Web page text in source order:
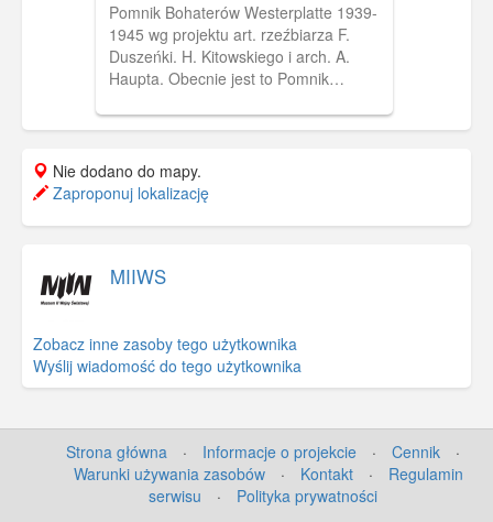
Pomnik Bohaterów Westerplatte 1939-
1945 wg projektu art. rzeźbiarza F.
Duszeńki. H. Kitowskiego i arch. A.
Haupta. Obecnie jest to Pomnik
Nie dodano do mapy.
Zaproponuj lokalizację
MIIWS
Zobacz inne zasoby tego użytkownika
Wyślij wiadomość do tego użytkownika
Strona główna · Informacje o projekcie · Cennik
·
Warunki używania zasobów
· Kontakt ·
Regulamin
serwisu
· Polityka prywatności